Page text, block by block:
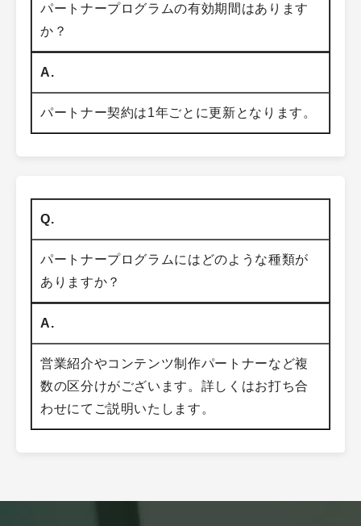
パートナープログラムの有効期間はあります
か？
A.
パートナー契約は1年ごとに更新となります。
Q.
パートナープログラムにはどのような種類が
ありますか？
A.
営業紹介やコンテンツ制作パートナーなど複
数の区分けがございます。詳しくはお打ち合
わせにてご説明いたします。